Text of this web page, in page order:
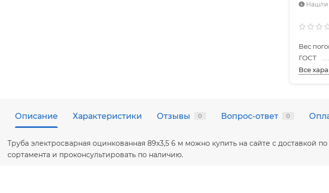
Нашли
Вес
ГОСТ
Все
Описание Характеристики Отзывы 0 Вопрос-ответ 0
Труба электросварная оцинкованная 89х3,5 6 м можно купить на сайте с
сортамента и проконсультировать по наличию.